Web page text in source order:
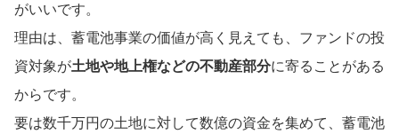
がいいです。
理由は、蓄電池事業の価値が高く見えても、ファンドの投
資対象が土地や地上権などの不動産部分に寄ることがある
からです。
要は数千万円の土地に対して数億の資金を集めて、蓄電池